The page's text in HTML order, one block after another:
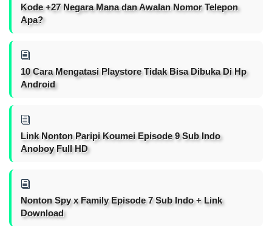
Kode +27 Negara Mana dan Awalan Nomor Telepon
Apa?
10 Cara Mengatasi Playstore Tidak Bisa Dibuka Di Hp
Android
Link Nonton Paripi Koumei Episode 9 Sub Indo
Anoboy Full HD
Nonton Spy x Family Episode 7 Sub Indo + Link
Download